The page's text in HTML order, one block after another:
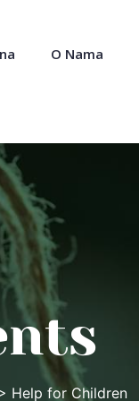
O Nama
Help for Children